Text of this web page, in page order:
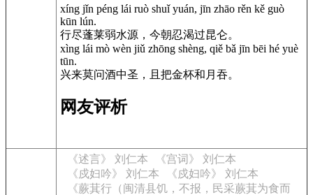
xíng jǐn péng lái ruò shuǐ yuán, jīn zhāo rěn kě guò
kūn lún.
行尽蓬莱弱水源，今朝忍渴过昆仑。
xìng lái mò wèn jiǔ zhōng shèng, qiě bǎ jīn bēi hé yuè
tūn.
兴来莫问酒中圣，且把金杯和月吞。
网友评析
《述言》 刘仁本
《宫词》 刘仁本
《戍妇吟》 刘仁本
《戍妇吟》 刘仁本
《蕨萁行（闽清县饥，不报，民采蕨萁为食而